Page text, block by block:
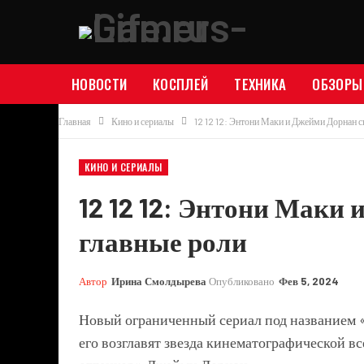
НОВОСТИ КОСПЛЕЙ ТЕХНИКА ОБЗОРЫ
Главная Кино и сериалы 12 12 12: Энтони Маки и Джейми Дорнан
КИНО И СЕРИАЛЫ
12 12 12: Энтони
главные роли
Автор Ирина СмолдыреваОпубликовано Фев 5, 2024
Новый ограниченный сериал под названием
его возглавят звезда кинематографической